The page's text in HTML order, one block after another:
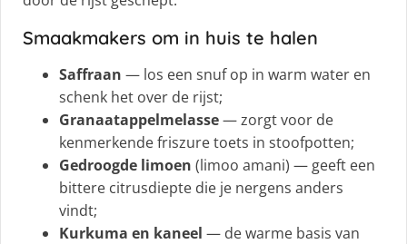
Smaakmakers om in huis te halen
Saffraan — los een snuf op in warm water en
schenk het over de rijst;
Granaatappelmelasse— zorgt voor de
kenmerkende friszure toets in stoofpotten;
Gedroogde limoen (limoo amani) — geeft een
bittere citrusdiepte die je nergens anders
vindt;
Kurkuma en kaneel — de warme basis van